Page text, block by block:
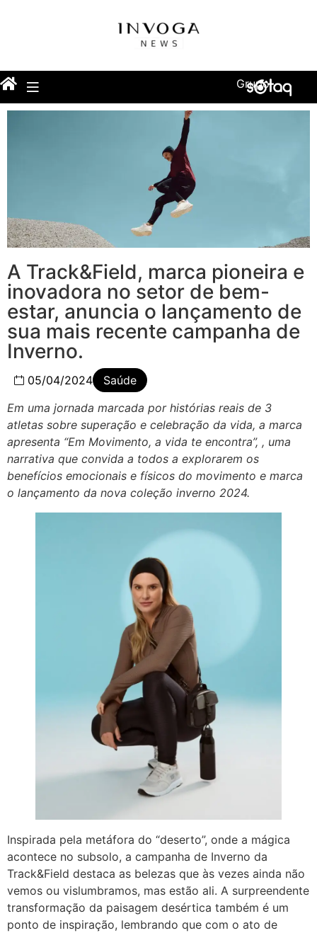
Grupo
A Track&Field, marca pioneira e
inovadora no setor de bem-
estar, anuncia o lançamento de
sua mais recente campanha de
Inverno.
05/04/2024
Saúde
Em uma jornada marcada por histórias reais de 3
atletas sobre superação e celebração da vida, a marca
apresenta “Em Movimento, a vida te encontra”, , uma
narrativa que convida a todos a explorarem os
benefícios emocionais e físicos do movimento e marca
o lançamento da nova coleção inverno 2024.
Inspirada pela metáfora do “deserto”, onde a mágica
acontece no subsolo, a campanha de Inverno da
Track&Field destaca as belezas que às vezes ainda não
vemos ou vislumbramos, mas estão ali. A surpreendente
transformação da paisagem desértica também é um
ponto de inspiração, lembrando que com o ato de